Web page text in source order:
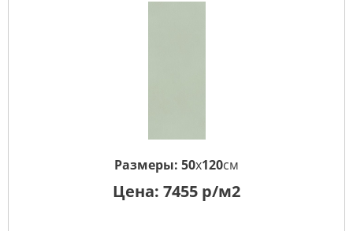
Размеры: 50x120см
Цена: 7455 р/м2